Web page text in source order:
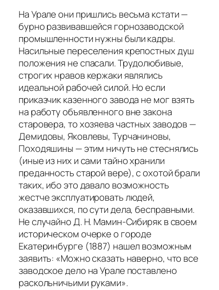
На Урале они пришлись весьма кстати —
бурно развивавшейся горнозаводской
промышленности нужны были кадры.
Насильные переселения крепостных душ
положения не спасали. Трудолюбивые,
строгих нравов кержаки являлись
идеальной рабочей силой. Но если
приказчик казенного завода не мог взять
на работу объявленного вне закона
старовера, то хозяева частных заводов —
Демидовы, Яковлевы, Турчаниновы,
Походяшины — этим ничуть не стеснялись
(иные из них и сами тайно хранили
преданность старой вере), с охотой брали
таких, ибо это давало возможность
жестче эксплуатировать людей,
оказавшихся, по сути дела, бесправными.
Не случайно Д. Н. Мамин-Сибиряк в своем
историческом очерке о городе
Екатеринбурге (1887) нашел возможным
заявить: «Можно сказать наверно, что все
заводское дело на Урале поставлено
раскольничьими руками».